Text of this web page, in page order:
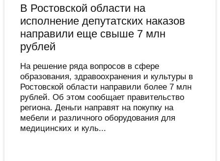
В Ростовской области на
исполнение депутатских наказов
направили еще свыше 7 млн
рублей
На решение ряда вопросов в сфере
образования, здравоохранения и культуры в
Ростовской области направили более 7 млн
рублей. Об этом сообщает правительство
региона. Деньги направят на покупку на
мебели и различного оборудования для
медицинских и куль...